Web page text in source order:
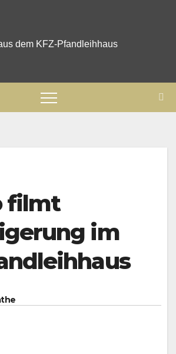
dem KFZ-Pfandleihhaus
filmt
im